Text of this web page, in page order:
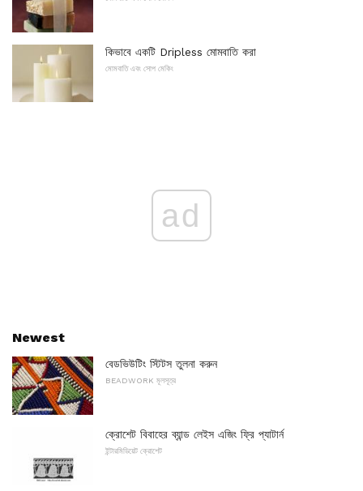
কিভাবে একটি Dripless মোমবাতি করা
মোমবাতি এবং সোপ মেকিং
ad
Newest
বেডভিউটিং স্টিটস তুলনা করুন
BEADWORK মূলসূত্র
ক্রোশেট বিবাহের ব্যান্ড লেইস এজিং ফ্রি প্যাটার্ন
ইন্টারমিডিয়েট ক্রোশেট